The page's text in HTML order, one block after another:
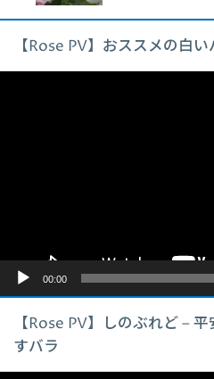
【Rose PV】おススメの白い
00:00
【Rose PV】しのぶれど –
すバラ